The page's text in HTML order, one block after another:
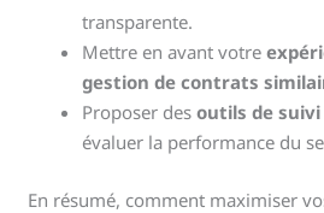
transparente.
Mettre en avant votre
gestion de contrats
Proposer desoutils de
évaluer la performance du
En résumé, comment maximiser